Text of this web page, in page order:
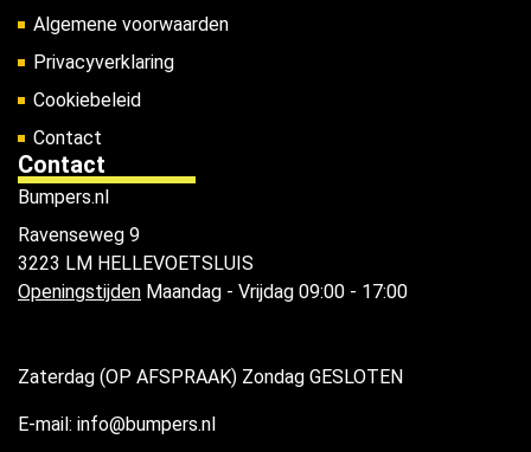
Algemene voorwaarden
Privacyverklaring
Cookiebeleid
Contact
Contact
Bumpers.nl
Ravenseweg 9
3223 LM HELLEVOETSLUIS
Openingstijden Maandag - Vrijdag 09:00 - 17:00
Zaterdag (OP AFSPRAAK) Zondag GESLOTEN
E-mail: info@bumpers.nl